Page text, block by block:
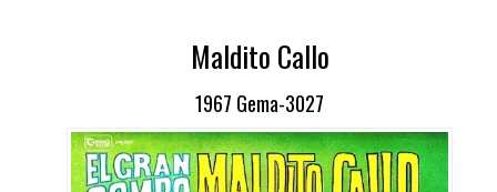
Maldito Callo
1967 Gema-3027